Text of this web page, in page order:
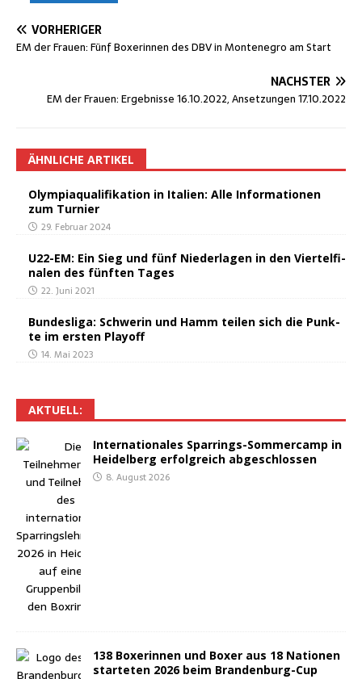
VORHERIGER
EM der Frau­en: Fünf Boxe­rin­nen des DBV in Mon­te­ne­gro am Start
NÄCHSTER
EM der Frau­en: Ergeb­nis­se 16.10.2022, Anset­zun­gen 17.10.2022
ÄHNLICHE ARTIKEL
Olym­pia­qua­li­fi­ka­ti­on in Ita­li­en: Alle Infor­ma­tio­nen
zum Turnier
29. Februar 2024
U22-EM: Ein Sieg und fünf Nie­der­la­gen in den Vier­tel­fi­
na­len des fünf­ten Tages
22. Juni 2021
Bun­des­li­ga: Schwe­rin und Hamm tei­len sich die Punk­
te im ers­ten Playoff
14. Mai 2023
AKTU­ELL:
Inter­na­tio­na­les Spar­rings-Som­mer­camp in
Hei­del­berg erfolg­reich abgeschlossen
8. August 2026
138 Boxe­rin­nen und Boxer aus 18 Natio­nen
star­te­ten 2026 beim Brandenburg-Cup